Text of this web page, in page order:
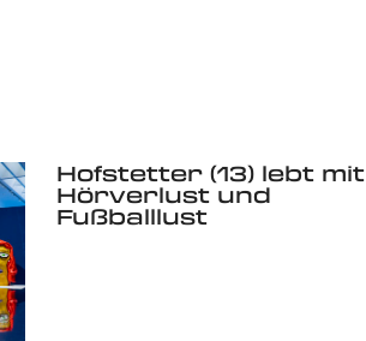
Hofstetter (13) lebt mit
Hörverlust und
Fußballlust